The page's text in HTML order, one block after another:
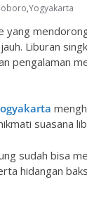
,Yogyakarta
Liburan
pengalaman
suasana
sudah bisa
hidangan